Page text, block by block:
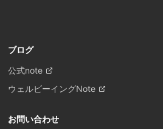
ブログ
公式note
ウェルビーイングNote
お問い合わせ